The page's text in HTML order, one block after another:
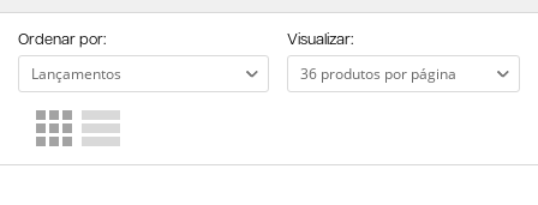
Ordenar por: Visualizar: